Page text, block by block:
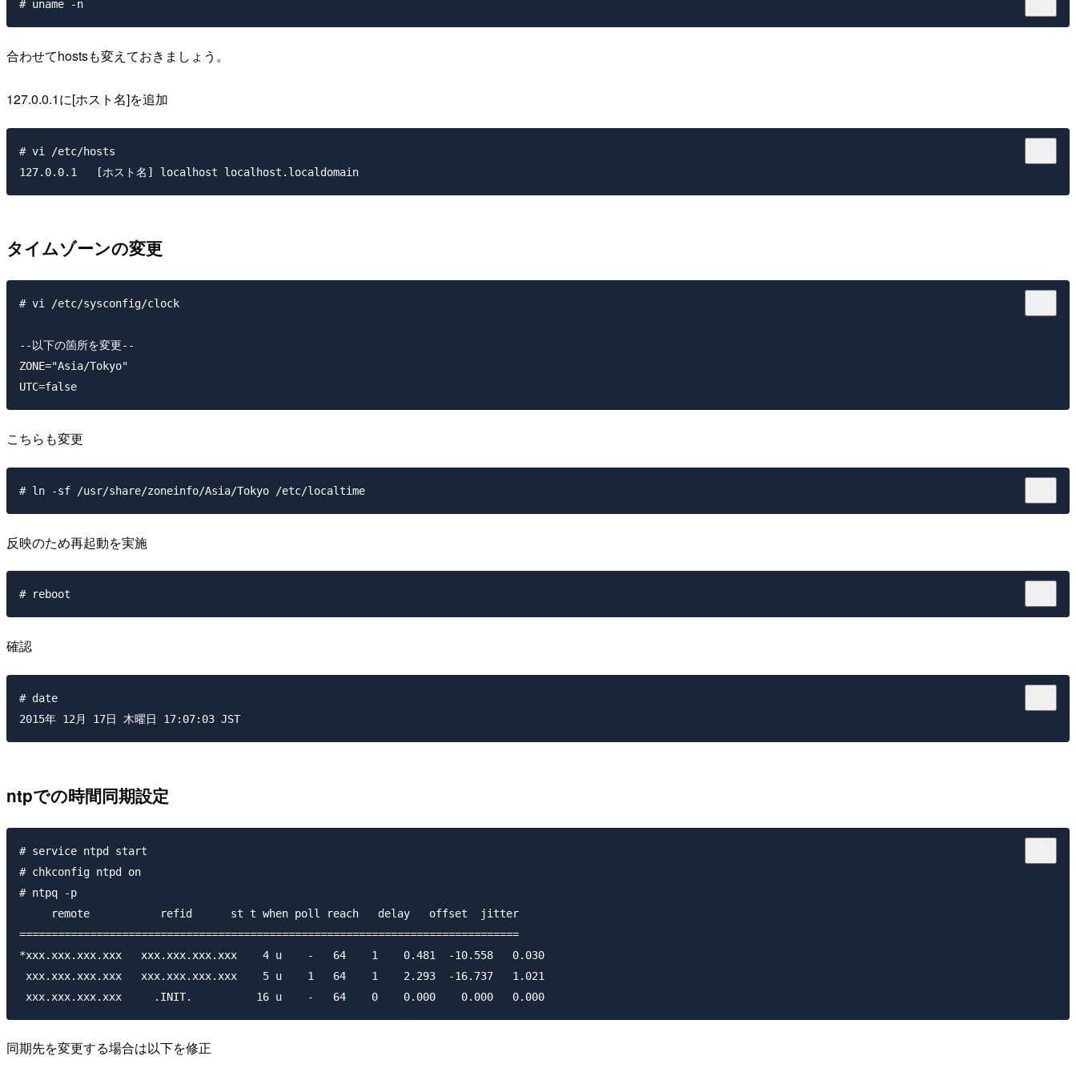
合わせてhostsも変えておきましょう。
127.0.0.1に[ホスト名]を追加
# vi /etc/hosts
タイムゾーンの変更
# vi /etc/sysconfig/clock
--以下の箇所を変更--
ZONE="Asia/Tokyo"
こちらも変更
反映のため再起動を実施
確認
# date
ntpでの時間同期設定
# service ntpd start
# chkconfig ntpd on
# ntpq -p
     remote           refid      st t when poll reach   delay   offset  jitter
==============================================================================
*xxx.xxx.xxx.xxx   xxx.xxx.xxx.xxx    4 u    -   64    1    0.481  -10.558   0.030
xxx.xxx.xxx.xxx   xxx.xxx.xxx.xxx    5 u    1   64    1    2.293  -16.737   1.021
同期先を変更する場合は以下を修正